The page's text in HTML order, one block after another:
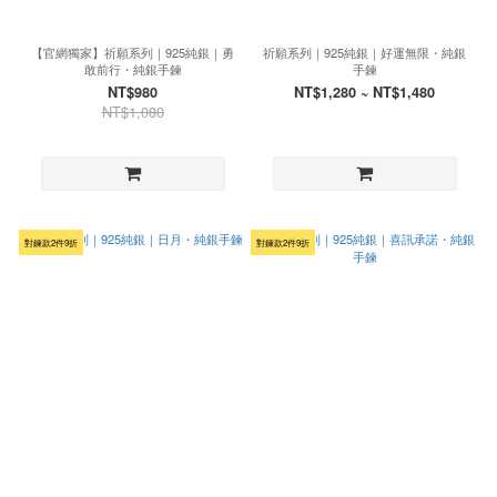
【官網獨家】祈願系列｜925純銀｜勇
敢前行・純銀手鍊
NT$980
NT$1,080
祈願系列｜925純銀｜好運無限・純銀
手鍊
NT$1,280 ~ NT$1,480
對鍊款2件9折 對鍊款2件9折